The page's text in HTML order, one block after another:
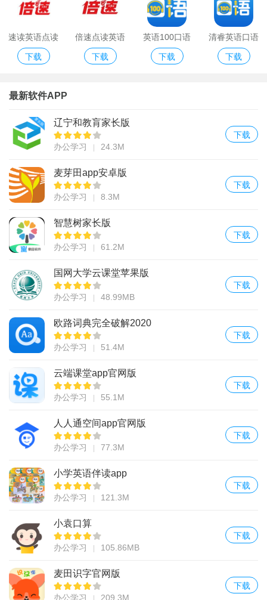
速读英语点读
下载
倍速点读英语
下载
英语100口语
平台安卓版
下载
清睿英语口语
100
下载
最新软件APP
辽宁和教肓家长版
办公学习 24.3M
下载
麦芽田app安卓版
办公学习 8.3M
下载
智慧树家长版
办公学习 61.2M
下载
国网大学云课堂苹果版
办公学习 48.99MB
下载
欧路词典完全破解2020
办公学习 51.4M
下载
云端课堂app官网版
办公学习 55.1M
下载
人人通空间app官网版
办公学习 77.3M
下载
小学英语伴读app
办公学习 121.3M
下载
小袁口算
办公学习 105.86MB
下载
麦田识字官网版
办公学习 209.3M
下载